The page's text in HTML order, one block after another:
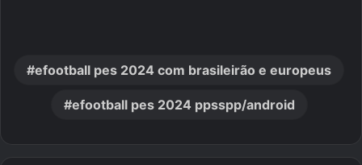
efootball pes 2024 com brasileirão e europeus
efootball pes 2024 ppsspp/android